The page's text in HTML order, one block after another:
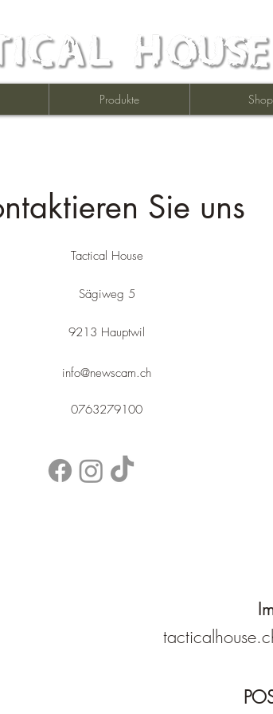
Produkte Shop
Sie uns
Tactical House
Sägiweg 5
9213 Hauptwil
info@newscam.ch
0763279100